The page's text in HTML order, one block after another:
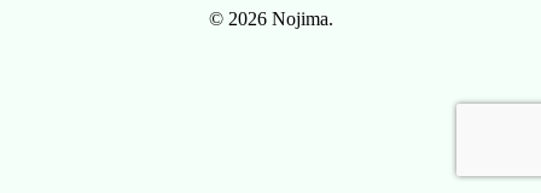
© 2026 Nojima.